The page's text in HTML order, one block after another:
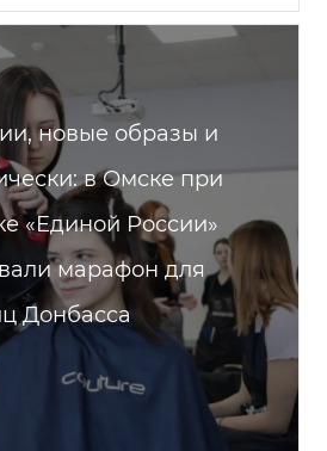
новые образы и
в Омске при
«Единой России»
марафон для
Донбасса